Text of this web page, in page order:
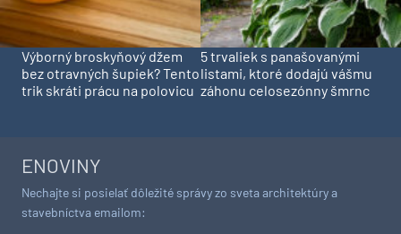
Výborný broskyňový džem
bez otravných šupiek? Tento
trik skráti prácu na polovicu
5 trvaliek s panašovanými
listami, ktoré dodajú vášmu
záhonu celosezónny šmrnc
ENOVINY
Nechajte si posielať dôležité správy zo sveta architektúry a
stavebníctva emailom: